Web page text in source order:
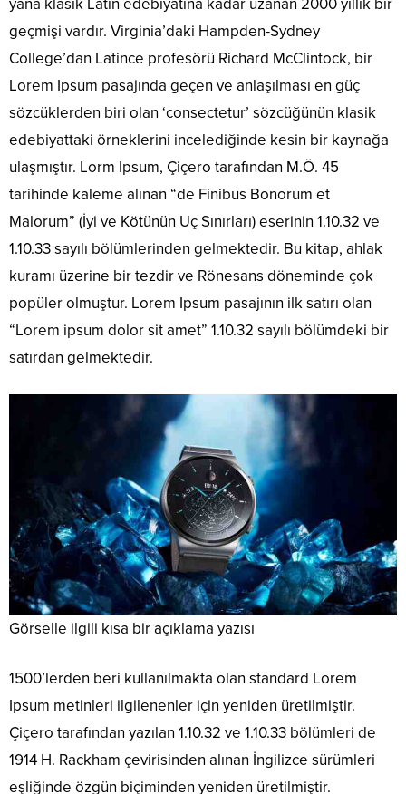
yana klasik Latin edebiyatına kadar uzanan 2000 yıllık bir
geçmişi vardır. Virginia’daki Hampden-Sydney
College’dan Latince profesörü Richard McClintock, bir
Lorem Ipsum pasajında geçen ve anlaşılması en güç
sözcüklerden biri olan ‘consectetur’ sözcüğünün klasik
edebiyattaki örneklerini incelediğinde kesin bir kaynağa
ulaşmıştır. Lorm Ipsum, Çiçero tarafından M.Ö. 45
tarihinde kaleme alınan “de Finibus Bonorum et
Malorum” (İyi ve Kötünün Uç Sınırları) eserinin 1.10.32 ve
1.10.33 sayılı bölümlerinden gelmektedir. Bu kitap, ahlak
kuramı üzerine bir tezdir ve Rönesans döneminde çok
popüler olmuştur. Lorem Ipsum pasajının ilk satırı olan
“Lorem ipsum dolor sit amet” 1.10.32 sayılı bölümdeki bir
satırdan gelmektedir.
Görselle ilgili kısa bir açıklama yazısı
1500’lerden beri kullanılmakta olan standard Lorem
Ipsum metinleri ilgilenenler için yeniden üretilmiştir.
Çiçero tarafından yazılan 1.10.32 ve 1.10.33 bölümleri de
1914 H. Rackham çevirisinden alınan İngilizce sürümleri
eşliğinde özgün biçiminden yeniden üretilmiştir.